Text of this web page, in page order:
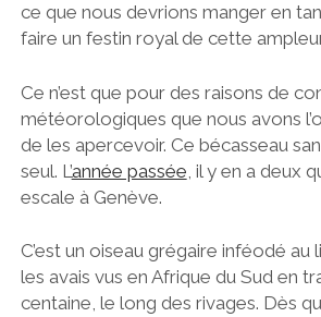
ce que nous devrions manger en
faire un festin royal de cette
Ce n’est que pour des raisons de
météorologiques que nous avons
de les apercevoir. Ce bécasseau
seul. L’année passée , il y en a deux
escale à Genève.
C’est un oiseau grégaire inféodé au
les avais vus en Afrique du Sud en
centaine, le long des rivages. Dès